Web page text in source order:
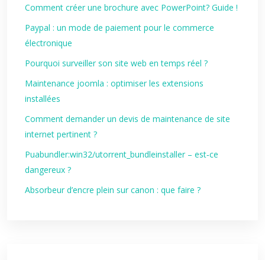
Comment créer une brochure avec PowerPoint? Guide !
Paypal : un mode de paiement pour le commerce
électronique
Pourquoi surveiller son site web en temps réel ?
Maintenance joomla : optimiser les extensions
installées
Comment demander un devis de maintenance de site
internet pertinent ?
Puabundler:win32/utorrent_bundleinstaller – est‑ce
dangereux ?
Absorbeur d’encre plein sur canon : que faire ?